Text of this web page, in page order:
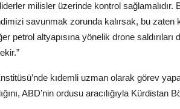
milisler üzerinde kontrol
savunmak zorunda kalırsak, bu zaten
petrol altyapısına yönelik drone
kıdemli uzman olarak görev
ABD’nin ordusu aracılığıyla